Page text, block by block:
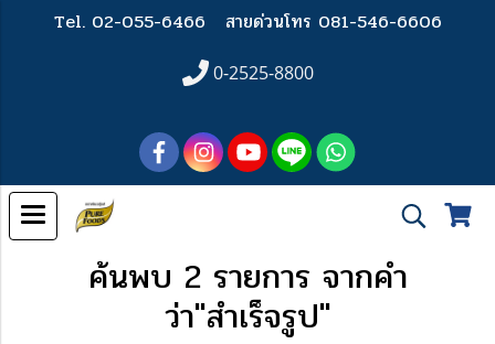
Tel. 02-055-6466 สายด่วนโทร 081-546-6606
0-2525-8800
ค้นพบ 2 รายการ จากคำ
ว่า"สำเร็จรูป"